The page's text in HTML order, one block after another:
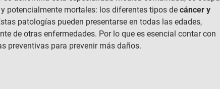
potencialmente mortales: los diferentes tipos de cáncer y
patologías pueden presentarse en todas las edades,
de otras enfermedades. Por lo que es esencial contar con
preventivas para prevenir más daños.